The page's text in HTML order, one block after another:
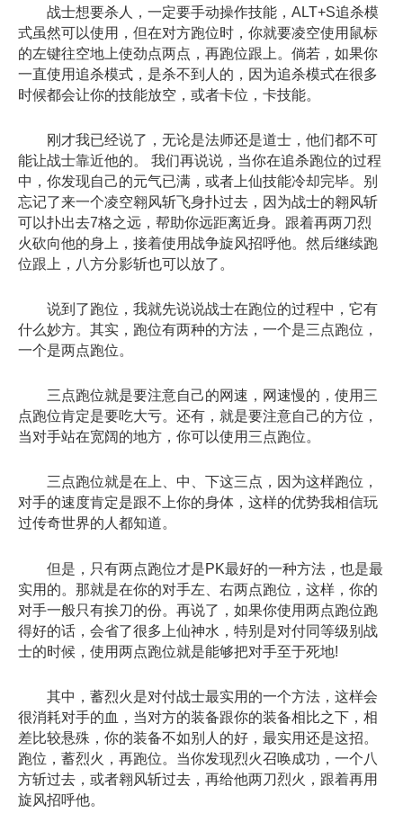
战士想要杀人，一定要手动操作技能，ALT+S追杀模
式虽然可以使用，但在对方跑位时，你就要凌空使用鼠标
的左键往空地上使劲点两点，再跑位跟上。倘若，如果你
一直使用追杀模式，是杀不到人的，因为追杀模式在很多
时候都会让你的技能放空，或者卡位，卡技能。
刚才我已经说了，无论是法师还是道士，他们都不可
能让战士靠近他的。 我们再说说，当你在追杀跑位的过程
中，你发现自己的元气已满，或者上仙技能冷却完毕。别
忘记了来一个凌空翱风斩飞身扑过去，因为战士的翱风斩
可以扑出去7格之远，帮助你远距离近身。跟着再两刀烈
火砍向他的身上，接着使用战争旋风招呼他。然后继续跑
位跟上，八方分影斩也可以放了。
说到了跑位，我就先说说战士在跑位的过程中，它有
什么妙方。其实，跑位有两种的方法，一个是三点跑位，
一个是两点跑位。
三点跑位就是要注意自己的网速，网速慢的，使用三
点跑位肯定是要吃大亏。还有，就是要注意自己的方位，
当对手站在宽阔的地方，你可以使用三点跑位。
三点跑位就是在上、中、下这三点，因为这样跑位，
对手的速度肯定是跟不上你的身体，这样的优势我相信玩
过传奇世界的人都知道。
但是，只有两点跑位才是PK最好的一种方法，也是最
实用的。那就是在你的对手左、右两点跑位，这样，你的
对手一般只有挨刀的份。再说了，如果你使用两点跑位跑
得好的话，会省了很多上仙神水，特别是对付同等级别战
士的时候，使用两点跑位就是能够把对手至于死地!
其中，蓄烈火是对付战士最实用的一个方法，这样会
很消耗对手的血，当对方的装备跟你的装备相比之下，相
差比较悬殊，你的装备不如别人的好，最实用还是这招。
跑位，蓄烈火，再跑位。当你发现烈火召唤成功，一个八
方斩过去，或者翱风斩过去，再给他两刀烈火，跟着再用
旋风招呼他。